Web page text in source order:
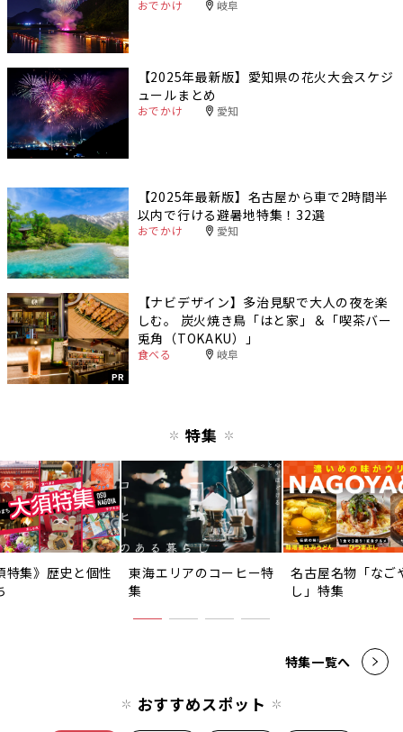
おでかけ 岐阜
【2025年最新版】愛知県の花火大会スケジ
ュールまとめ
おでかけ 愛知
【2025年最新版】名古屋から車で2時間半
以内で行ける避暑地特集！32選
おでかけ 愛知
PR
【ナビデザイン】多治見駅で大人の夜を楽
しむ。 炭火焼き鳥「はと家」＆「喫茶バー
兎角（TOKAKU）」
食べる 岐阜
特集
特集》歴史と個性
東海エリアのコーヒー特
集
名古屋名物「なご
し」特集
特集一覧へ
おすすめスポット